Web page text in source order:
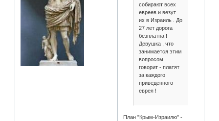
собирают всех
евреев и везут
их в Израиль . До
27 лет дорога
безплатна !
Девушка , что
занимается этим
вопросом
говорит - платят
за каждого
приведенного
еврея !
План "Крым-Израилю" -